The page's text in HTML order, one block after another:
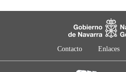
Contacto Enlaces